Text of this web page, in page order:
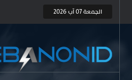
الجمعة 07 آب 2026